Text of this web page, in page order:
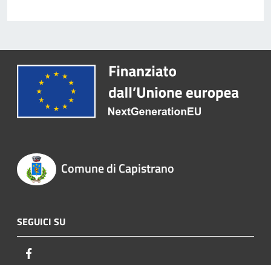
Comune di Capistrano
SEGUICI SU